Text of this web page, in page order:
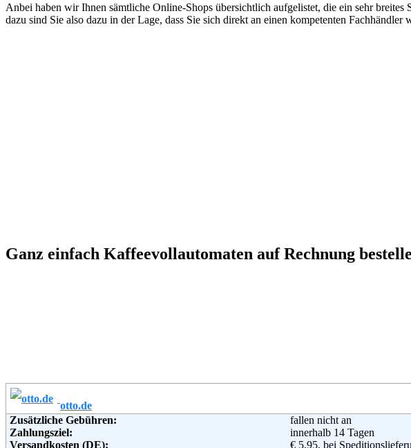
Anbei haben wir Ihnen sämtliche Online-Shops übersichtlich aufgelistet, die ein sehr
dazu sind Sie also dazu in der Lage, dass Sie sich direkt an einen kompetenten
Ganz einfach Kaffeevollautomaten auf Rechnung
otto.de
Zusätzliche Gebühren:
fallen nicht an
Zahlungsziel:
innerhalb 14 Tagen
Versandkosten (DE):
€ 5,95, bei